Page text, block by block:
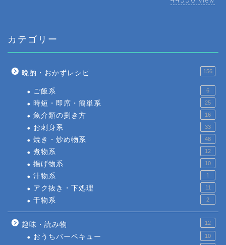
カテゴリー
晩酌・おかずレシピ 156
ご飯系 6
時短・即席・簡単系 25
魚介類の捌き方 16
お刺身系 33
焼き・炒め物系 48
煮物系 12
揚げ物系 10
汁物系 1
アク抜き・下処理 11
干物系 2
趣味・読み物 12
おうちバーベキュー 10